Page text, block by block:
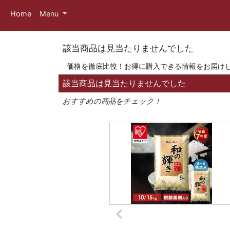
Home Menu
該当商品は見当たりませんでした
価格を徹底比較！お得に購入できる情報をお届け
該当商品は見当たりませんでした
おすすめの商品をチェック！